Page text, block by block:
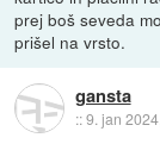
prej boš seveda
prišel na vrsto.
gansta
::9. jan